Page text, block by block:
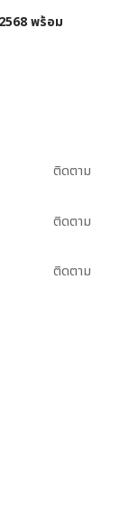
พร้อม
ติดตาม
ติดตาม
ติดตาม